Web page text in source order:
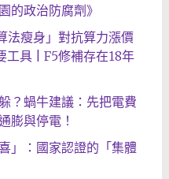
的政治防腐劑》
法瘦身」對抗算力漲價
工具 | F5修補存在18年
？蝸牛建議：先把電費
膨與停電！
」：國家認證的「集體